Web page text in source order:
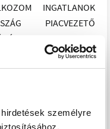
személyre
INGATLANOK
PIACVEZETŐ
AZ OTTHON
ÁLL
IDŐN BELÜL,
FELMÉRÉST KÖVETŐ
EGYÜTT TUDJUNK